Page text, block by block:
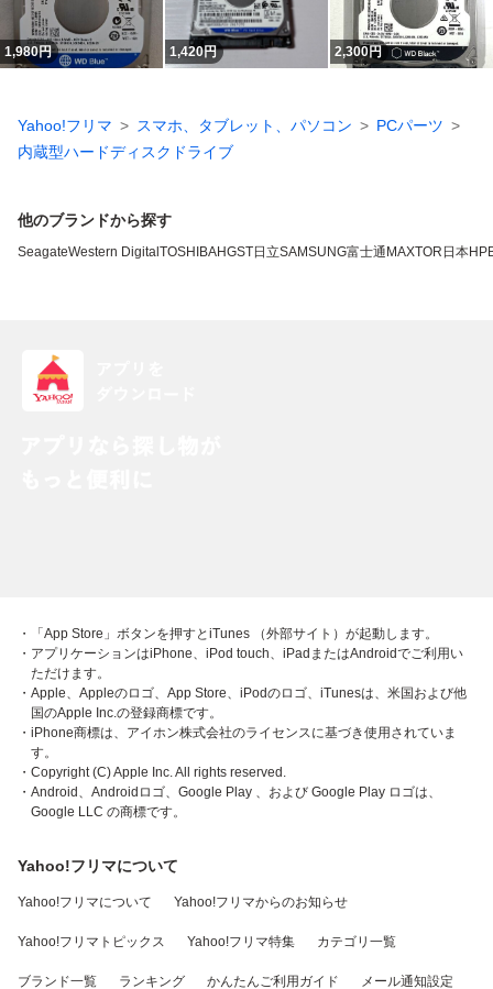
1,980円 1,420円 2,300円
Yahoo!フリマ スマホ、タブレット、パソコン
PCパーツ
内蔵型ハードディスクドライブ
他のブランドから探す
SeagateWestern Digital TOSHIBAHGST日立SAMSUNG富士通 MAXTOR 日本HP
・「App Store」ボタンを押すとiTunes （外部サイト）が起動します。
・アプリケーションはiPhone、iPod touch、iPadまたはAndroidでご利用い
ただけます。
・Apple、Appleのロゴ、App Store、iPodのロゴ、iTunesは、米国および他
国のApple Inc.の登録商標です。
・iPhone商標は、アイホン株式会社のライセンスに基づき使用されていま
す。
・Copyright (C) Apple Inc. All rights reserved.
・Android、Androidロゴ、Google Play 、および Google Play ロゴは、
Google LLC の商標です。
Yahoo!フリマについて
Yahoo!フリマについて Yahoo!フリマからのお知らせ
Yahoo!フリマトピックス Yahoo!フリマ特集 カテゴリ一覧
ブランド一覧 ランキング かんたんご利用ガイド メール通知設定